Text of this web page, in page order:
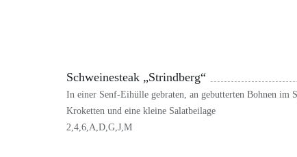
Schweinesteak „Strindberg“
In einer Senf-Eihülle gebraten, an gebutterten Bohnen im
Kroketten und eine kleine Salatbeilage
2,4,6,A,D,G,J,M